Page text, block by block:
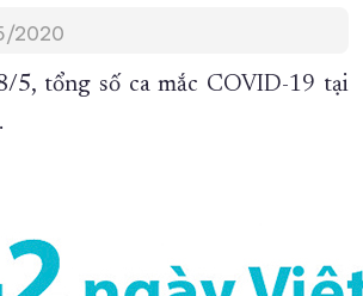
HÀNH CHÍNH
TRANG CHỦ VỀ BÁO KHÁNH HÒA
2020
5, tổng số ca mắc COVID-19 tại